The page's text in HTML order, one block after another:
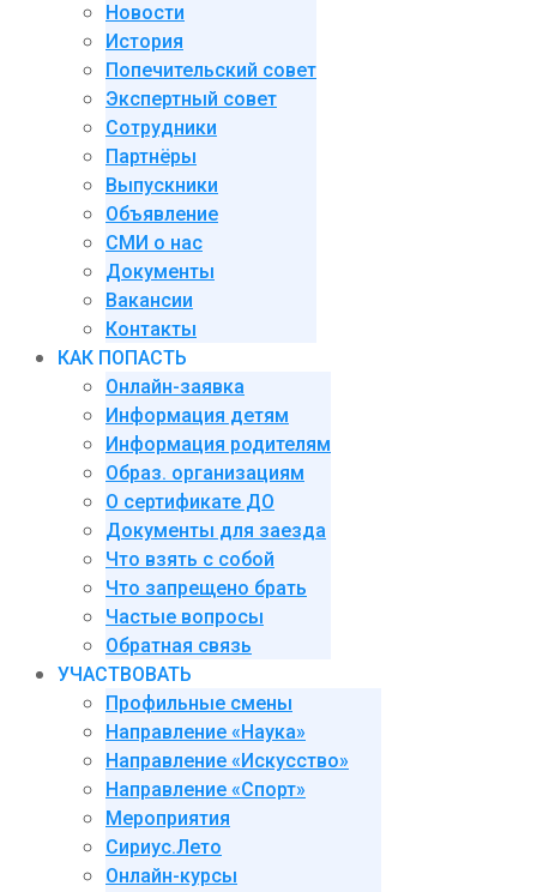
Новости
История
Попечительский совет
Экспертный совет
Сотрудники
Партнёры
Выпускники
Объявление
СМИ о нас
Документы
Вакансии
Контакты
КАК ПОПАСТЬ
Онлайн-заявка
Информация детям
Информация родителям
Образ. организациям
О сертификате ДО
Документы для заезда
Что взять с собой
Что запрещено брать
Частые вопросы
Обратная связь
УЧАСТВОВАТЬ
Профильные смены
Направление «Наука»
Направление «Искусство»
Направление «Спорт»
Мероприятия
Сириус.Лето
Онлайн-курсы